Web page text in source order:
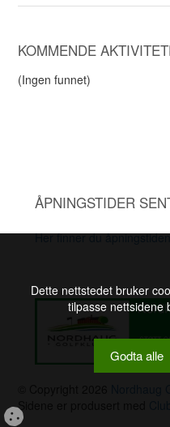
KOMMENDE
(Ingen funnet)
ÅPNINGSTIDER
Her finner du
Sidene er produsert med
Dette nettstedet bruker
tilpasse nettsidene
Godta alle